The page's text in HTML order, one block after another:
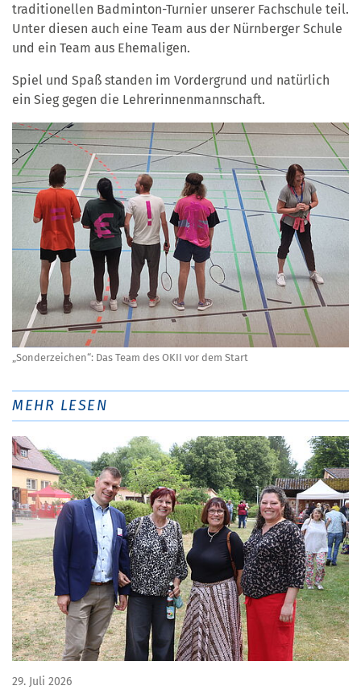
traditionellen Badminton-Turnier unserer Fachschule teil.
Unter diesen auch eine Team aus der Nürnberger Schule
und ein Team aus Ehemaligen.
Spiel und Spaß standen im Vordergrund und natürlich
ein Sieg gegen die Lehrerinnenmannschaft.
„Sonderzeichen“: Das Team des OKII vor dem Start
MEHR LESEN
29. Juli 2026